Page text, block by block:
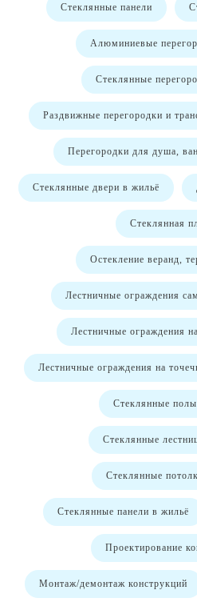
Стеклянные панели
Алюминиевые
Стеклянные
Раздвижные перегородки и
Перегородки для душа,
Стеклянные двери в жильё
Стеклянная
Остекление веранд,
Лестничные ограждения
Лестничные ограждения
Лестничные ограждения на
Стеклянные
Стеклянные
Стеклянные
Стеклянные панели в жильё
Проектирование
Монтаж/демонтаж конструкций